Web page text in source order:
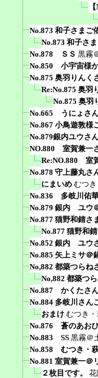
No.873 和子さまご
No.873 和子さ
No.878 ＳＳ 黒霧
No.850 小宇宙様
No.875 奥羽りんく
Re:No.875 奥羽
No.875 奥羽
No.665 うにょさ
No.867 小鳥遊敦様
No.879銀内ユウさ
NO.880 室賀兼一
Re:NO.880 室
No.878 守上藤丸さ
にまいめ むつ
No.836 多岐川佑
No.879 銀内 ユウ
No.877 猫野和錆さ
No.877 猫野和
No.852 銀内 ユウ
No.885 矢上ミサ＠
No,882 都築つらね
No,882 都築つ
No.887 かくたさ
No.884 多岐川さん
おまけ むつき
No.876 蒼のあお
No.883 SS 黒霧＠
No.858 むつき・
No.881 室賀兼一＠
２枚目です。